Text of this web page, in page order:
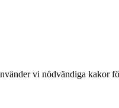
vi nödvändiga kakor